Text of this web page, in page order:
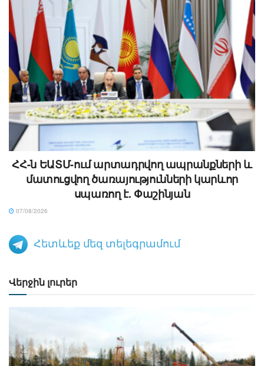
ՀՀ-ն ԵԱՏՄ-ում արտադրվող ապրանքների և
մատուցվող ծառայությունների կարևոր
սպառող է. Փաշինյան
07/08/2026
Հետևեք մեզ տելեգրամում
Վերջին լուրեր